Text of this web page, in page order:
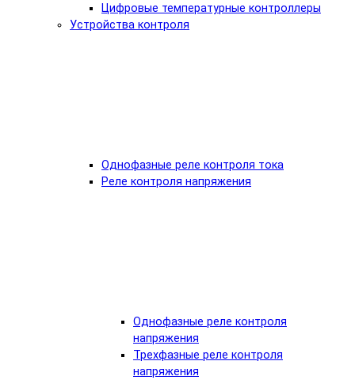
Цифровые температурные контроллеры
Устройства контроля
Однофазные реле контроля тока
Реле контроля напряжения
Однофазные реле контроля
напряжения
Трехфазные реле контроля
напряжения